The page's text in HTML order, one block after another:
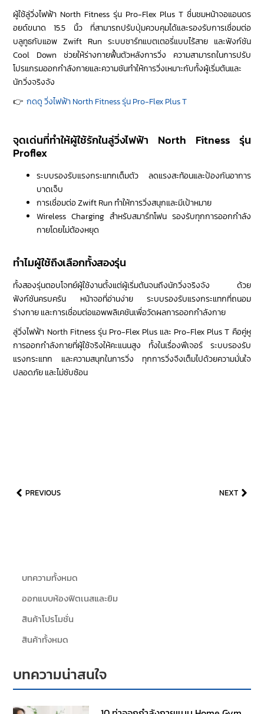
ผู้ใช้ลู่วิ่งไฟฟ้า North Fitness รุ่น Pro-Flex Plus T ชื่นชมหน้าจอแอนดร
อยด์ขนาด 15.5 นิ้ว ที่สามารถปรับปุ่มควบคุมได้และรองรับการเชื่อมต่อ
บลูทูธกับแอพ Zwift Run ระบบชาร์ทแบตเตอรี่แบบไร้สาย และฟังก์ชัน
Cool Down ช่วยให้ร่างกายฟื้นตัวหลังการวิ่ง ความสามารถในการปรับ
โปรแกรมออกกำลังกายและความชันทำให้การวิ่งเหมาะกับทั้งผู้เริ่มต้นและ
นักวิ่งจริงจัง
👉กดดู วิ่งไฟฟ้า North Fitness รุ่น Pro-Flex Plus T
จุดเด่นที่ทำให้ผู้ใช้รักในลู่วิ่งไฟฟ้า North Fitness รุ่น
Proflex
ระบบรองรับแรงกระแทกเต็มตัว ลดแรงสะท้อนและป้องกันอาการ
บาดเจ็บ
การเชื่อมต่อ Zwift Run ทำให้การวิ่งสนุกและมีเป้าหมาย
Wireless Charging สำหรับสมาร์ทโฟน รองรับทุกการออกกำลัง
กายโดยไม่ต้องหยุด
ทำไมผู้ใช้ถึงเลือกทั้งสองรุ่น
ทั้งสองรุ่นตอบโจทย์ผู้ใช้งานตั้งแต่ผู้เริ่มต้นจนถึงนักวิ่งจริงจัง ด้วย
ฟังก์ชันครบครัน หน้าจอที่อ่านง่าย ระบบรองรับแรงกระแทกที่ถนอม
ร่างกาย และการเชื่อมต่อแอพพลิเคชันเพื่อวัดผลการออกกำลังกาย
ลู่วิ่งไฟฟ้า North Fitness รุ่น Pro-Flex Plus และ Pro-Flex Plus T คือคู่หู
การออกกำลังกายที่ผู้ใช้จริงให้คะแนนสูง ทั้งในเรื่องฟีเจอร์ ระบบรองรับ
แรงกระแทก และความสนุกในการวิ่ง ทุกการวิ่งจึงเต็มไปด้วยความมั่นใจ
ปลอดภัย และไม่ซับซ้อน
PREVIOUS NEXT
บทความทั้งหมด
ออกแบบห้องฟิตเนสและยิม
สินค้าโปรโมชั่น
สินค้าทั้งหมด
บทความน่าสนใจ